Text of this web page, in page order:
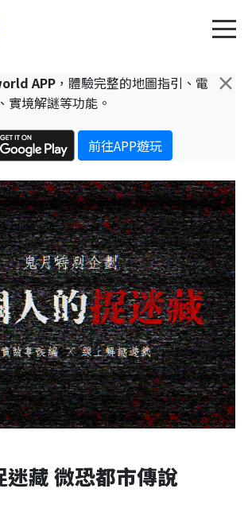
×
APP ，體驗完整的地圖指引、電
實境解謎等功能。
前往APP遊玩
迷藏 微恐都市傳說